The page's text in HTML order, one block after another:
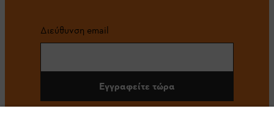
Διεύθυνση email
Εγγραφείτε τώρα